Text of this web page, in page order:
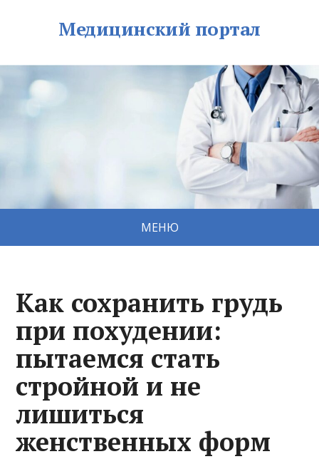
Медицинский портал
МЕНЮ
Как сохранить грудь
при похудении:
пытаемся стать
стройной и не
лишиться
женственных форм